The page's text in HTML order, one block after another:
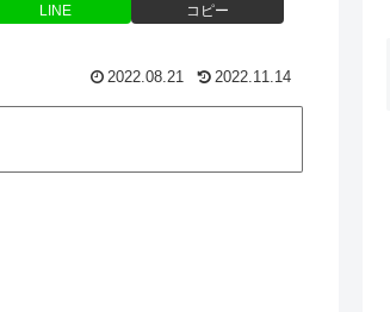
LINE コピー
2022.08.21 2022.11.14